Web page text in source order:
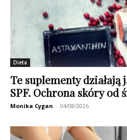
Dieta
Te suplementy działają
SPF. Ochrona skóry od
Monika Cygan - 04/08/2026